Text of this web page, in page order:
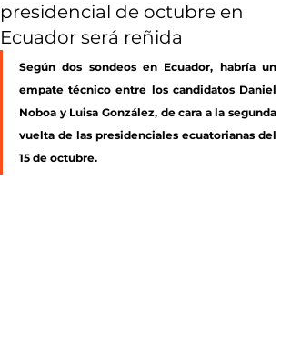
presidencial de octubre en
Ecuador será reñida
Según dos sondeos en Ecuador, habría un
empate técnico entre los candidatos Daniel
Noboa y Luisa González, de cara a la segunda
vuelta de las presidenciales ecuatorianas del
15 de octubre.